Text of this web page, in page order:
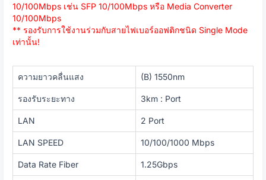
10/100Mbps เช่น SFP 10/100Mbps หรือ Media Converter
10/100Mbps
** รองรับการใช้งานร่วมกับสายไฟเบอร์ออฟติกชนิด Single Mode
เท่านั้น!
ความยาวคลื่นแสง (B) 1550nm
รองรับระยะทาง 3km : Port
LAN 2 Port
LAN SPEED 10/100/1000 Mbps
Data Rate Fiber 1.25Gbps